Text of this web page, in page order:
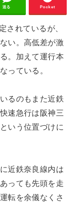
送る Pocket
されているが、
い。高低差が激
。加えて運行本
っている。
るのもまた近鉄
速急行は阪神三
いう位置づけに
近鉄奈良線内は
っても先頭を走
転を余儀なくさ